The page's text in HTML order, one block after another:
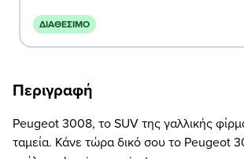
ΔΙΑΘΈΣΙΜΟ
Περιγραφή
Peugeot 3008, το SUV της γαλλικής
ταμεία. Κάνε τώρα δικό σου το Peugeot